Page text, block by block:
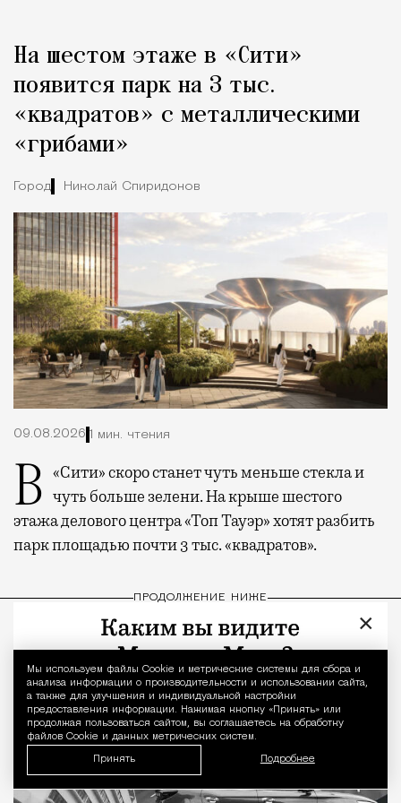
Уведомление
Мы используем файлы Сookie и метрические системы для сбора и
анализа информации о производительности и использовании сайта,
а также для улучшения и индивидуальной настройки
предоставления информации. Нажимая кнопку «Принять» или
продолжая пользоваться сайтом, вы соглашаетесь на обработку
файлов Cookie и данных метрических систем.
Принять Подробнее
На шестом этаже в «Сити»
появится парк на 3 тыс.
«квадратов» с металлическими
«грибами»
Город Николай Спиридонов
09.08.2026 1 мин. чтения
В «Сити» скоро станет чуть меньше стекла и чуть больше зелени. На крыше шестого
этажа делового центра «Топ Тауэр» хотят разбить
парк площадью почти 3 тыс. «квадратов».
ПРОДОЛЖЕНИЕ НИЖЕ
×